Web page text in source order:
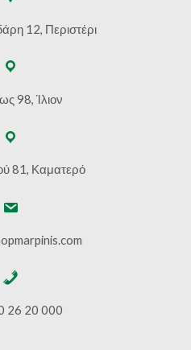
12, Περιστέρι
98, Ίλιον
81, Καματερό
26 20 000